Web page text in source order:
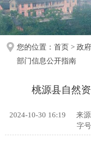
您的位置： 首页 > 政
部门信息公开指南
桃源县自然
2024-10-30 16:19
来
字